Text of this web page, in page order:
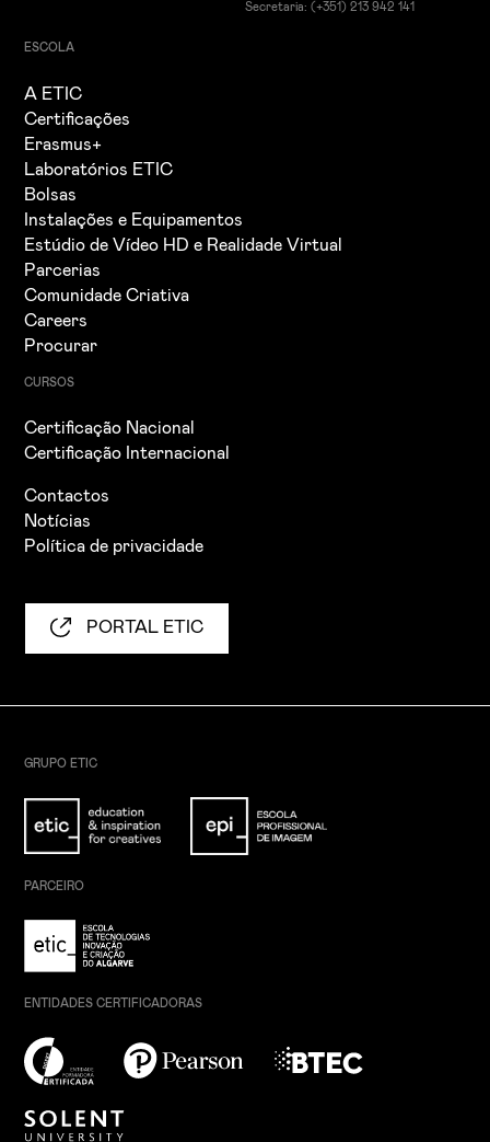
Secretaria: (+351) 213 942 141
ESCOLA
A ETIC
Certificações
Erasmus+
Laboratórios ETIC
Bolsas
Instalações e Equipamentos
Estúdio de Vídeo HD e Realidade Virtual
Parcerias
Comunidade Criativa
Careers
Procurar
CURSOS
Certificação Nacional
Certificação Internacional
Contactos
Notícias
Política de privacidade
PORTAL ETIC
GRUPO ETIC
PARCEIRO
ENTIDADES CERTIFICADORAS